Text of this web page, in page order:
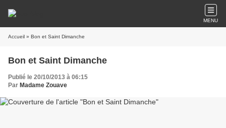
MENU
Accueil » Bon et Saint Dimanche
Bon et Saint Dimanche
Publié le 20/10/2013 à 06:15
Par Madame Zouave